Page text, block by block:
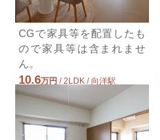
CGで家具等を配置したも
ので家具等は含まれませ
ん。
10.6万円 / 2LDK / 向洋駅
広島県広島市南区東雲１丁目